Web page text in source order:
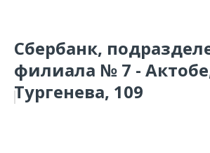
Сбербанк,
филиала № 7 -
Тургенева, 109